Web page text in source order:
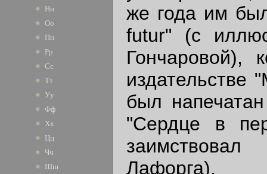
Нн
Оо
Пп
Рр
Сс
Тт
Уу
Фф
Хх
Цц
Чч
Шш
же года им
futur" (с
Гончаровой),
издательстве
был
"Сердце в
Лафорга).